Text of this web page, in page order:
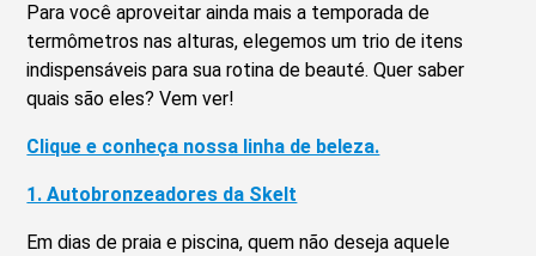
Para você aproveitar ainda mais a temporada de
termômetros nas alturas, elegemos um trio de itens
indispensáveis para sua rotina de beauté. Quer saber
quais são eles? Vem ver!
Clique e conheça nossa linha de beleza.
1. Autobronzeadores da Skelt
Em dias de praia e piscina, quem não deseja aquele